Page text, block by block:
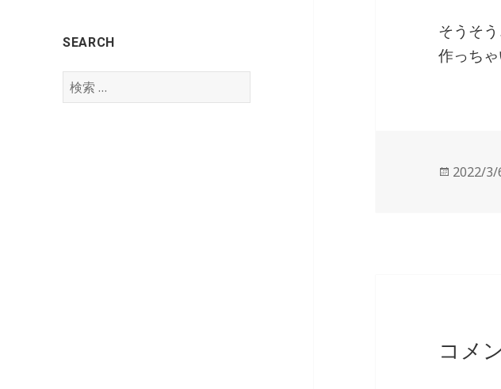
SEARCH
検
索
そうそ
作っちゃ
投
2022/3/
コメ